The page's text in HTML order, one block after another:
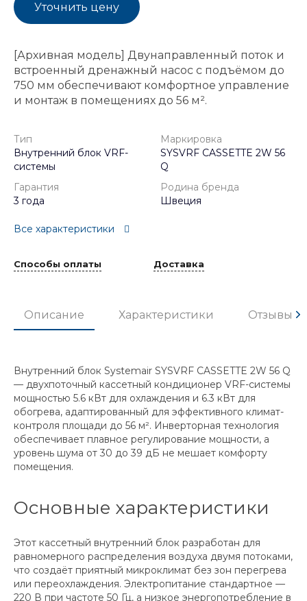
Уточнить цену
[Архивная модель] Двунаправленный поток и
встроенный дренажный насос с подъёмом до
750 мм обеспечивают комфортное управление
и монтаж в помещениях до 56 м².
Тип
Внутренний блок VRF-
системы
Маркировка
SYSVRF CASSETTE 2W 56
Q
Гарантия
3 года
Родина бренда
Швеция
Все характеристики
Способы оплаты Доставка
Описание Характеристики Отзывы
Внутренний блок Systemair SYSVRF CASSETTE 2W 56 Q
— двухпоточный кассетный кондиционер VRF-системы
мощностью 5.6 кВт для охлаждения и 6.3 кВт для
обогрева, адаптированный для эффективного климат-
контроля площади до 56 м². Инверторная технология
обеспечивает плавное регулирование мощности, а
уровень шума от 30 до 39 дБ не мешает комфорту
помещения.
Основные характеристики
Этот кассетный внутренний блок разработан для
равномерного распределения воздуха двумя потоками,
что создаёт приятный микроклимат без зон перегрева
или переохлаждения. Электропитание стандартное —
220 В при частоте 50 Гц, а низкое энергопотребление в